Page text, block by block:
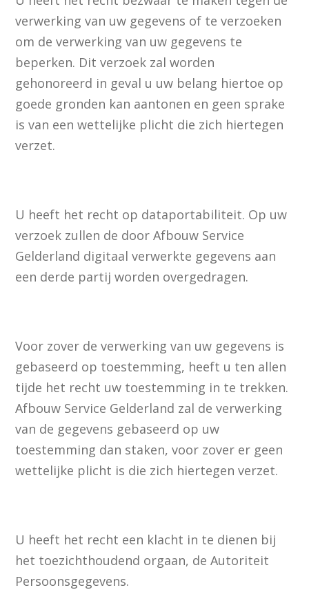
verwerking van uw gegevens of te verzoeken
om de verwerking van uw gegevens te
beperken. Dit verzoek zal worden
gehonoreerd in geval u uw belang hiertoe op
goede gronden kan aantonen en geen sprake
is van een wettelijke plicht die zich hiertegen
verzet.
U heeft het recht op dataportabiliteit. Op uw
verzoek zullen de door Afbouw Service
Gelderland digitaal verwerkte gegevens aan
een derde partij worden overgedragen.
Voor zover de verwerking van uw gegevens is
gebaseerd op toestemming, heeft u ten allen
tijde het recht uw toestemming in te trekken.
Afbouw Service Gelderland zal de verwerking
van de gegevens gebaseerd op uw
toestemming dan staken, voor zover er geen
wettelijke plicht is die zich hiertegen verzet.
U heeft het recht een klacht in te dienen bij
het toezichthoudend orgaan, de Autoriteit
Persoonsgegevens.